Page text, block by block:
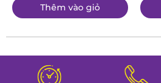
Thêm vào giỏ